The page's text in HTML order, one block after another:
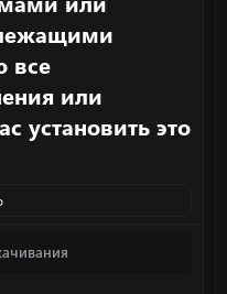
все
или
установить это